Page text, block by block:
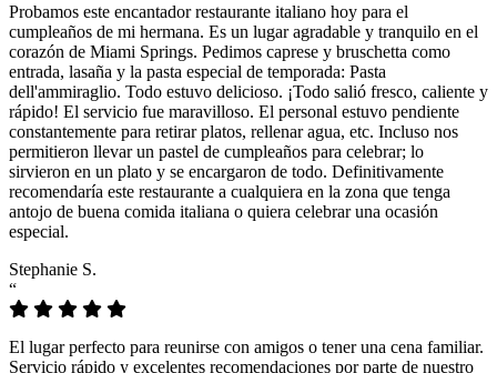
Probamos este encantador restaurante italiano hoy para el
cumpleaños de mi hermana. Es un lugar agradable y tranquilo en el
corazón de Miami Springs. Pedimos caprese y bruschetta como
entrada, lasaña y la pasta especial de temporada: Pasta
dell'ammiraglio. Todo estuvo delicioso. ¡Todo salió fresco, caliente y
rápido! El servicio fue maravilloso. El personal estuvo pendiente
constantemente para retirar platos, rellenar agua, etc. Incluso nos
permitieron llevar un pastel de cumpleaños para celebrar; lo
sirvieron en un plato y se encargaron de todo. Definitivamente
recomendaría este restaurante a cualquiera en la zona que tenga
antojo de buena comida italiana o quiera celebrar una ocasión
especial.
Stephanie S.
“
El lugar perfecto para reunirse con amigos o tener una cena familiar.
Servicio rápido y excelentes recomendaciones por parte de nuestro